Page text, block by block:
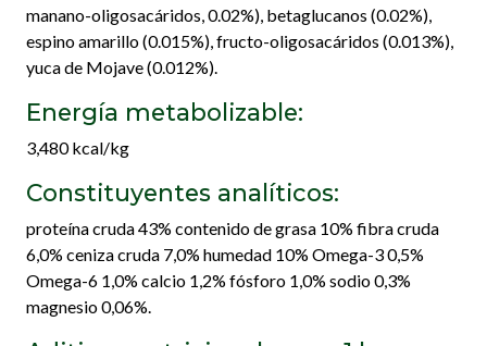
manano-oligosacáridos, 0.02%), betaglucanos (0.02%),
espino amarillo (0.015%), fructo-oligosacáridos (0.013%),
yuca de Mojave (0.012%).
Energía metabolizable:
3,480 kcal/kg
Constituyentes analíticos:
proteína cruda 43% contenido de grasa 10% fibra cruda
6,0% ceniza cruda 7,0% humedad 10% Omega-3 0,5%
Omega-6 1,0% calcio 1,2% fósforo 1,0% sodio 0,3%
magnesio 0,06%.